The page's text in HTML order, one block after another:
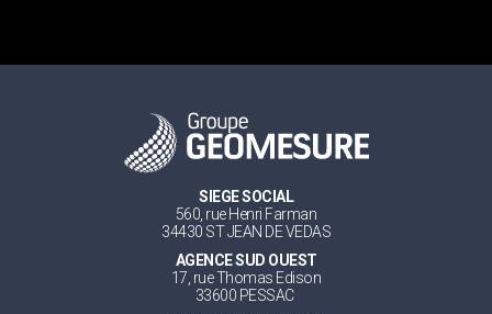
SIEGE SOCIAL
560, rue Henri Farman
34430 ST JEAN DE VEDAS
AGENCE SUD OUEST
17, rue Thomas Edison
33600 PESSAC